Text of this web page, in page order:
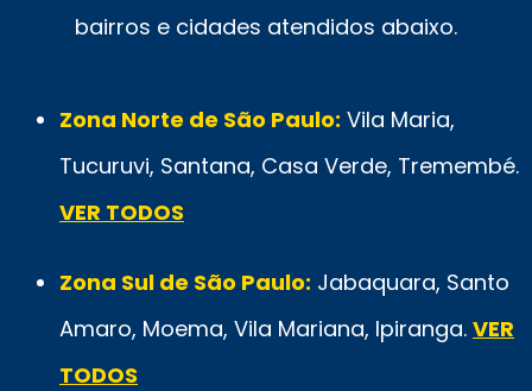
bairros e cidades atendidos abaixo.
Zona Norte de São Paulo: Vila Maria,
Tucuruvi, Santana, Casa Verde, Tremembé.
VER TODOS
Zona Sul de São Paulo: Jabaquara, Santo
Amaro, Moema, Vila Mariana, Ipiranga. VER
TODOS